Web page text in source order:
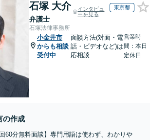
石塚 大介
弁護士
インタビュ
ーを見る
東京都
石塚法律事務所
小金井市
からも相談
受付中
面談方法(対面・電
話・ビデオなど)は
応相談
営業時
間：本日
定休日
の作成
60分無料面談】専門用語は使わず、わかりや